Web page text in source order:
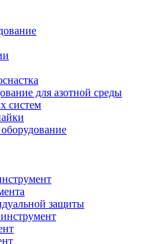
для азотной среды
систем
защиты